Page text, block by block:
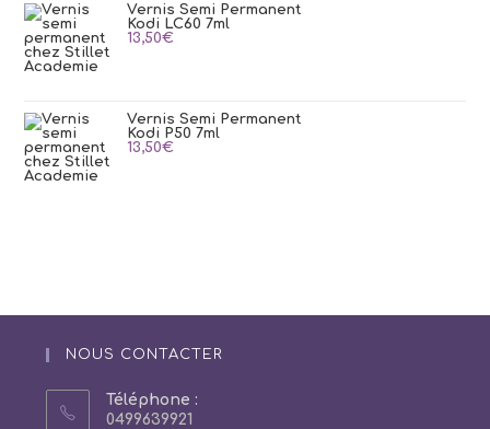
Vernis Semi Permanent
Kodi LC60 7ml
13,50€
Vernis Semi Permanent
Kodi P50 7ml
13,50€
NOUS CONTACTER
Téléphone :
0499639921